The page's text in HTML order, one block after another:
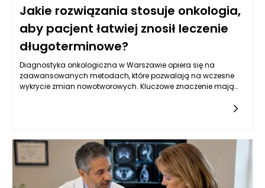
Jakie rozwiązania stosuje onkologia,
aby pacjent łatwiej znosił leczenie
długoterminowe?
Diagnostyka onkologiczna w Warszawie opiera się na
zaawansowanych metodach, które pozwalają na wczesne
wykrycie zmian nowotworowych. Kluczowe znaczenie mają
tym oznaczenia markerów nowotworowych w krwi, które mogą
wskazywać na obecność choroby. W Warszawie, dzięki
postępowi w dziedzinie genetyki, coraz częściej stosuje się
również badania molekularne, które identyfikują mutacje
genów związanych z nowotworami, co pozwala na bardziej